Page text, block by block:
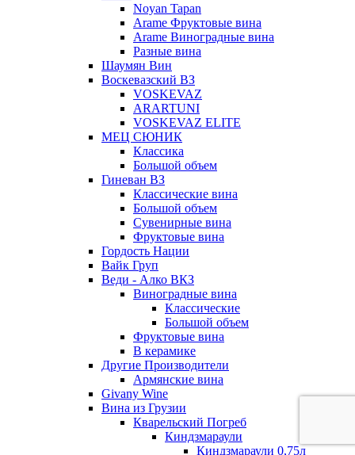
Noyan Tapan
Arame Фруктовые вина
Arame Виноградные вина
Разные вина
Шаумян Вин
Воскевазский ВЗ
VOSKEVAZ
ARARTUNI
VOSKEVAZ ELITE
МЕЦ СЮНИК
Классика
Большой объем
Гиневан ВЗ
Классические вина
Большой объем
Сувенирные вина
Фруктовые вина
Гордость Нации
Вайк Груп
Веди - Алко ВКЗ
Виноградные вина
Классические
Большой объем
Фруктовые вина
В керамике
Другие Производители
Армянские вина
Givany Wine
Вина из Грузии
Кварельский Погреб
Киндзмараули
Киндзмараули 0,75л